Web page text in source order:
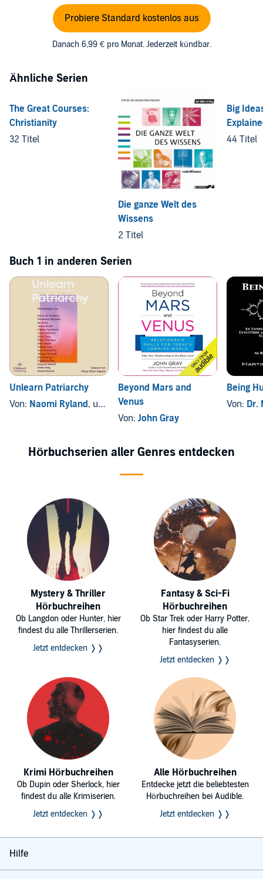
Probiere Standard kostenlos aus
Danach 6,99 € pro Monat. Jederzeit kündbar.
Ähnliche Serien
The Great Courses:
Christianity
32 Titel
Die ganze Welt des
Wissens
2 Titel
Big
44 Titel
Buch 1 in anderen Serien
Unlearn Patriarchy
Von: Naomi Ryland, und andere
Beyond Mars and
Venus
Von: John Gray
Being
Von: Dr.
Hörbuchserien aller Genres entdecken
Mystery & Thriller
Hörbuchreihen
Ob Langdon oder Hunter, hier
findest du alle Thrillerserien.
Jetzt entdecken ❭❭
Fantasy & Sci-Fi
Hörbuchreihen
Ob Star Trek oder Harry Potter,
hier findest du alle
Fantasyserien.
Jetzt entdecken ❭❭
Krimi Hörbuchreihen
Ob Dupin oder Sherlock, hier
findest du alle Krimiserien.
Jetzt entdecken ❭❭
Alle Hörbuchreihen
Entdecke jetzt die beliebtesten
Hörbuchreihen bei Audible.
Jetzt entdecken ❭❭
Hilfe